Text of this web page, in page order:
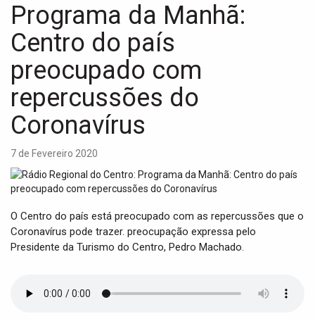
n
Programa da Manhã:
Centro do país
preocupado com
repercussões do
Coronavírus
7 de Fevereiro 2020
O Centro do país está preocupado com as repercussões que o
Coronavírus pode trazer. preocupação expressa pelo
Presidente da Turismo do Centro, Pedro Machado.